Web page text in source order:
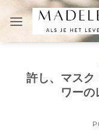
content
許し、マスク
ワーの